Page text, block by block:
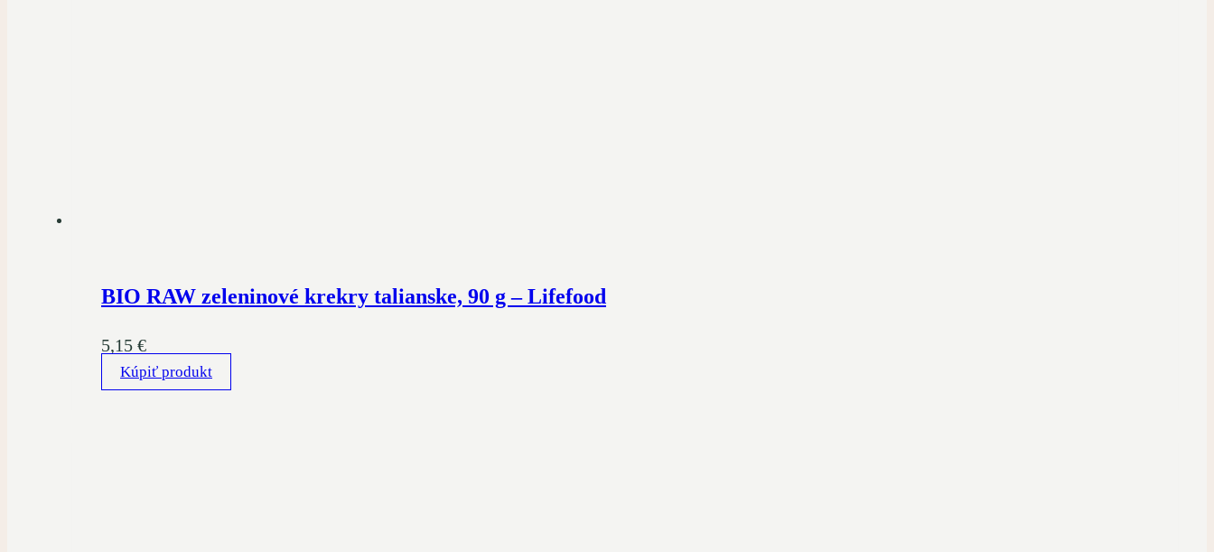
BIO RAW zeleninové krekry talianske, 90 g – Lifefood
5,15 €
Kúpiť produkt